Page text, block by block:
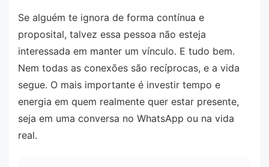
Se alguém te ignora de forma contínua e
proposital, talvez essa pessoa não esteja
interessada em manter um vínculo. E tudo bem.
Nem todas as conexões são recíprocas, e a vida
segue. O mais importante é investir tempo e
energia em quem realmente quer estar presente,
seja em uma conversa no WhatsApp ou na vida
real.